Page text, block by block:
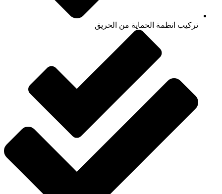
تركيب انظمة الحماية من الحريق